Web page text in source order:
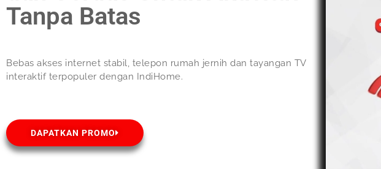
Tanpa Batas
Bebas akses internet stabil, telepon rumah jernih dan tayangan TV
interaktif terpopuler dengan IndiHome.
DAPATKAN PROMO